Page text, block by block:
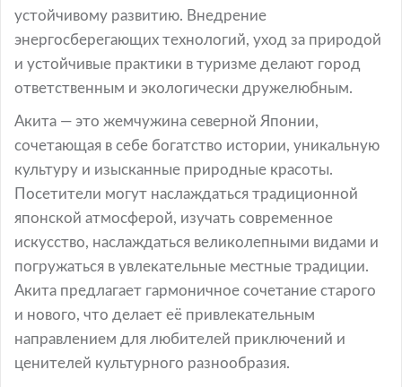
устойчивому развитию. Внедрение
энергосберегающих технологий, уход за природой
и устойчивые практики в туризме делают город
ответственным и экологически дружелюбным.
Акита — это жемчужина северной Японии,
сочетающая в себе богатство истории, уникальную
культуру и изысканные природные красоты.
Посетители могут наслаждаться традиционной
японской атмосферой, изучать современное
искусство, наслаждаться великолепными видами и
погружаться в увлекательные местные традиции.
Акита предлагает гармоничное сочетание старого
и нового, что делает её привлекательным
направлением для любителей приключений и
ценителей культурного разнообразия.